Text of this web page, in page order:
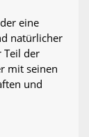
eine
natürlicher
Teil der
mit seinen
und